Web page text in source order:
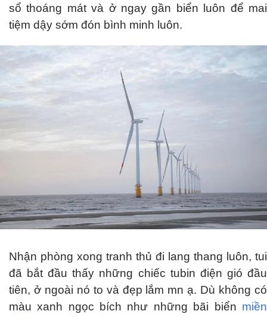
sổ thoáng mát và ở ngay gần biển luôn để mai
tiệm dậy sớm đón bình minh luôn.
Nhận phòng xong tranh thủ đi lang thang luôn, tui
đã bắt đầu thấy những chiếc tubin điện gió đầu
tiên, ở ngoài nó to và đẹp lắm mn ạ. Dù không có
màu xanh ngọc bích như những bãi biển miền